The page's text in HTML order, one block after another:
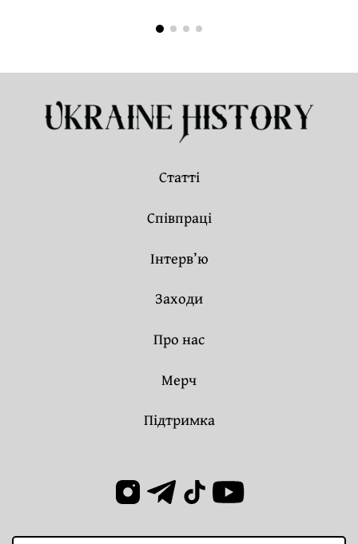
Статті
Співпраці
Інтерв’ю
Заходи
Про нас
Мерч
Підтримка